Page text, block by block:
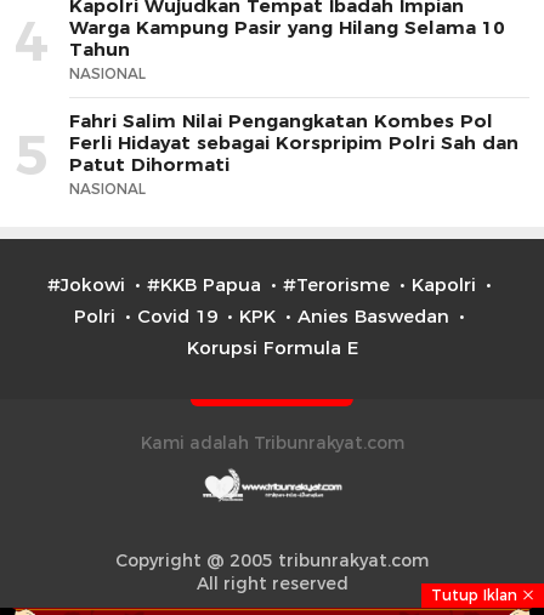
4
Kapolri Wujudkan Tempat Ibadah Impian
Warga Kampung Pasir yang Hilang Selama 10
Tahun
NASIONAL
5
Fahri Salim Nilai Pengangkatan Kombes Pol
Ferli Hidayat sebagai Korspripim Polri Sah dan
Patut Dihormati
NASIONAL
#Jokowi #KKB Papua #Terorisme
Kapolri
Polri
Covid 19 KPK
Anies Baswedan
Korupsi Formula E
Kami adalah Tribunrakyat.com
Copyright @ 2005 tribunrakyat.com
All right reserved
Tutup Iklan